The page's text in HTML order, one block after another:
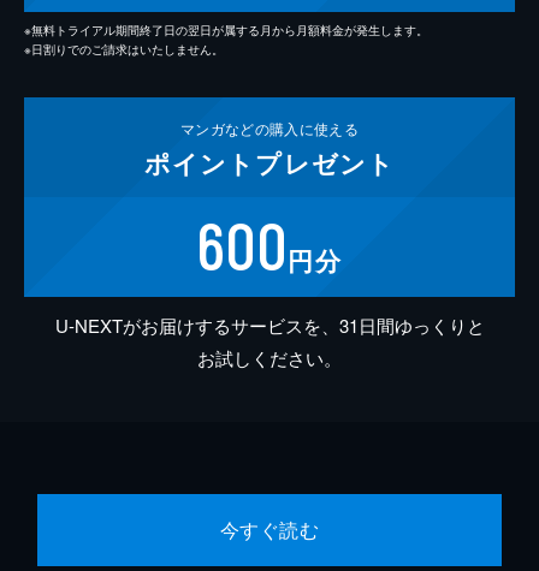
※無料トライアル期間終了日の翌日が属する月から月額料金が発生します。
※日割りでのご請求はいたしません。
マンガなどの購入に使える
ポイント プレゼント
600円分
U-NEXTがお届けするサービスを、31日間ゆっくりと
お試しください。
今すぐ読む